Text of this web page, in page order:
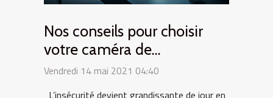
Nos conseils pour choisir
votre caméra de
surveillance
Vendredi 14 mai 2021 04:40
L’insécurité devient grandissante de jour en